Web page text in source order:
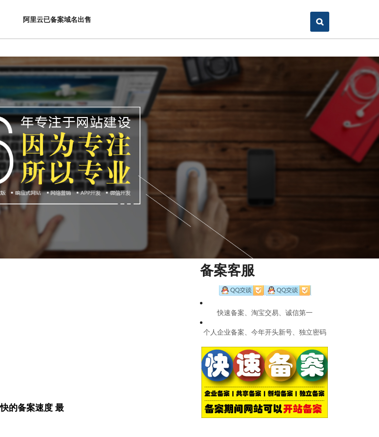
阿里云已备案域名出售
备案客服
快速备案、淘宝交易、诚信第一
个人企业备案、今年开头新号、独立密码